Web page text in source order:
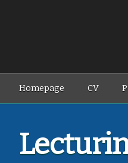
Homepage CV